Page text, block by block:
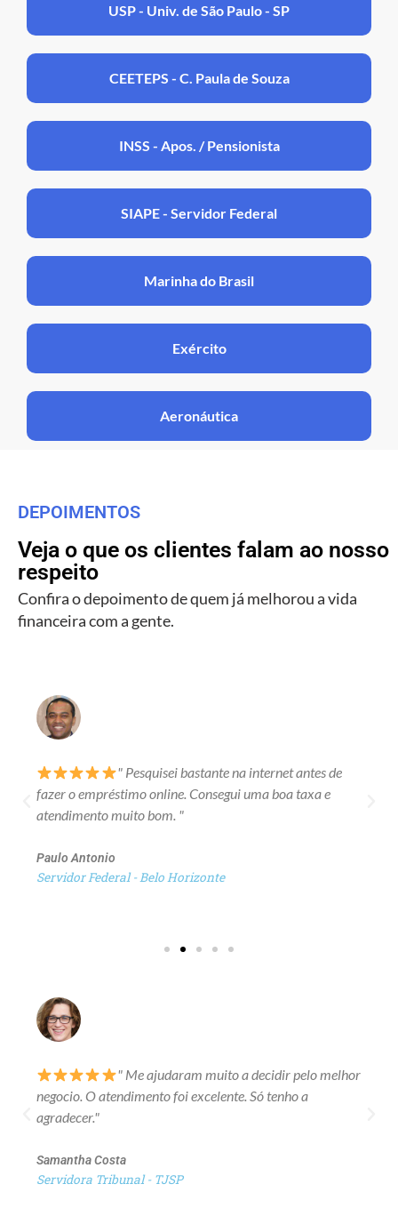
USP - Univ. de São Paulo - SP
CEETEPS - C. Paula de Souza
INSS - Apos. / Pensionista
SIAPE - Servidor Federal
Marinha do Brasil
Exército
Aeronáutica
DEPOIMENTOS
Veja o que os clientes falam ao nosso
respeito
Confira o depoimento de quem já melhorou a vida
financeira com a gente.
" Pesquisei bastante na internet antes de
fazer o empréstimo online. Consegui uma boa taxa e
atendimento muito bom. "
Paulo Antonio
Servidor Federal - Belo Horizonte
" Me ajudaram muito a decidir pelo melhor
negocio. O atendimento foi excelente. Só tenho a
agradecer."
Samantha Costa
Servidora Tribunal - TJSP